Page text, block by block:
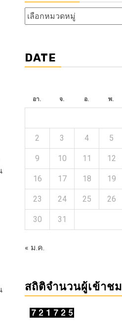
หัวข้อ
ข่าว
DATE
อา. จ. อ. พ.
2 3 4 5
9 10 11 12
16 17 18 19
23 24 25 26
30 31
« ม.ค.
สถิติจำนวนผู้เข้าชม